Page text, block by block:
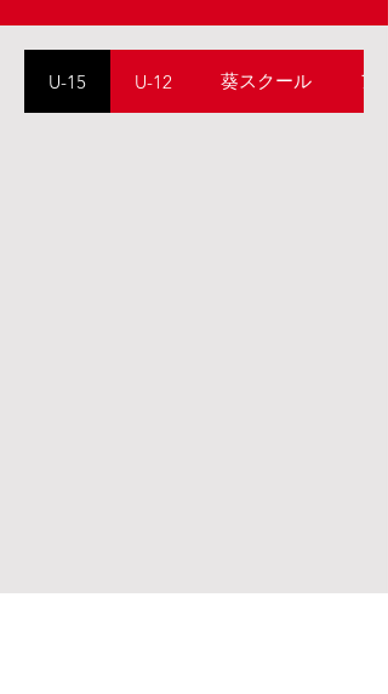
U-15 U-12 葵スクール ア